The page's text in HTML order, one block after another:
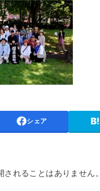
シェア
されることはありません。